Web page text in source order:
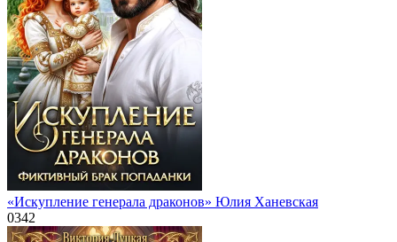
«Искупление генерала драконов» Юлия Ханевская
0342